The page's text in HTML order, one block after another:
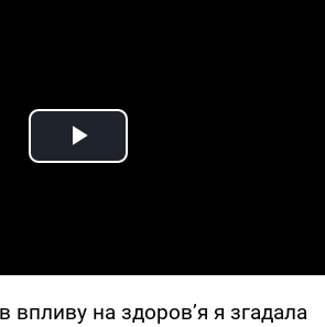
Play Video
впливу на здоровʼя я згадала